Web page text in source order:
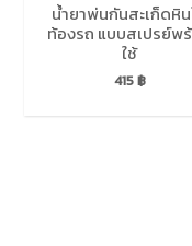
น้ำยาพ่นกันสะเก็ดหิ
ท้องรถ แบบสเปรย์พ
ใช้
415฿